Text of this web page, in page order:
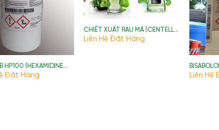
HP100 (HEXAMIDINE
)
Đặt Hàng
CHIẾT XUẤT RAU MÁ (CENTELLA
ASIATICA EXTRACT)
Liên Hệ Đặt Hàng
Liên Hệ